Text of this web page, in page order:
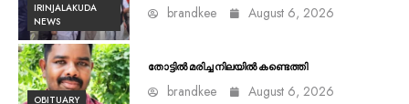
IRINJALAKUDA
NEWS
brandkee August 6, 2026
OBITUARY
തോട്ടിൽ മരിച്ച നിലയിൽ കണ്ടെത്തി
brandkee August 6, 2026